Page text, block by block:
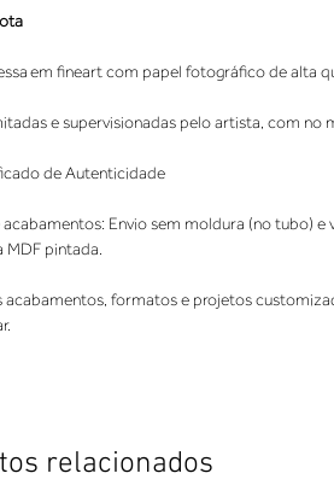
em fineart com papel fotográfico de alta
e supervisionadas pelo artista, com no
de Autenticidade
Envio sem moldura (no tubo)
MDF pintada.
acabamentos, formatos e projetos
relacionados